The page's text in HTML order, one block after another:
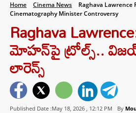
Home Cinema News
Raghava Lawrence
Cinematography Minister Controversy
Raghava
మోహన్‌పై ట్రోల్స్..
లారెన్స్
Published Date :May 18, 2026 , 12:12 PM By